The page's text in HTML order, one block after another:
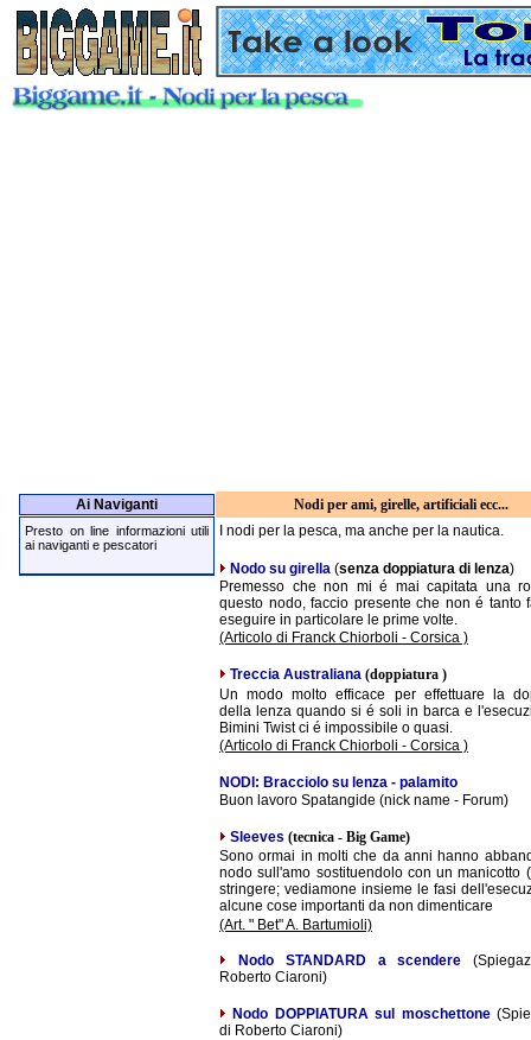
Ai Naviganti
Presto on line informazioni utili
ai naviganti e pescatori
Nodi per ami, girelle, artificiali ecc...
I nodi per la pesca, ma anche per la nautica.
Nodo su girella (senza doppiatura di lenza)
Premesso che non mi é mai capitata una
questo nodo, faccio presente che non é tanto
eseguire in particolare le prime volte.
(Articolo di Franck Chiorboli - Corsica )
Treccia Australiana (doppiatura )
Un modo molto efficace per effettuare la
della lenza quando si é soli in barca e
Bimini Twist ci é impossibile o quasi.
(Articolo di Franck Chiorboli - Corsica )
NODI: Bracciolo su lenza - palamito
Buon lavoro Spatangide (nick name - Forum)
Sleeves (tecnica - Big Game)
Sono ormai in molti che da anni hanno
nodo sull'amo sostituendolo con un manicotto
stringere; vediamone insieme le fasi
alcune cose importanti da non dimenticare
(Art. " Bet" A. Bartumioli)
Nodo STANDARD a scendere
Roberto Ciaroni)
Nodo DOPPIATURA sul moschettone
di Roberto Ciaroni)